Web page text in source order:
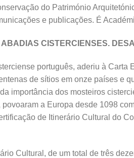
do Património
e publicações. É
CISTERCIENSES.
português, aderiu à
de sítios em onze países e
importância dos mosteiros
a Europa desde 1098
de Itinerário Cultural do
Cultural, de um total de três